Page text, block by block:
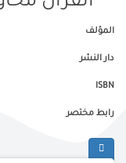
المؤلف
دار النشر
ISBN
رابط مختصر